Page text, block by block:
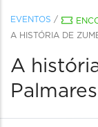
EVENTOS /
A HISTÓRIA DE
A